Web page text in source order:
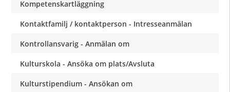
Kompetenskartläggning
Kontaktfamilj / kontaktperson - Intresseanmälan
Kontrollansvarig - Anmälan om
Kulturskola - Ansöka om plats/Avsluta
Kulturstipendium - Ansökan om